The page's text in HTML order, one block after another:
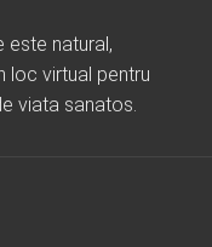
este natural,
loc virtual pentru
viata sanatos.